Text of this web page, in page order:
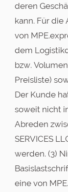
deren
kann. Für die
von
dem
bzw.
Preisliste)
Der Kunde
soweit nicht
Abreden
SERVICES
werden. (3)
eine von